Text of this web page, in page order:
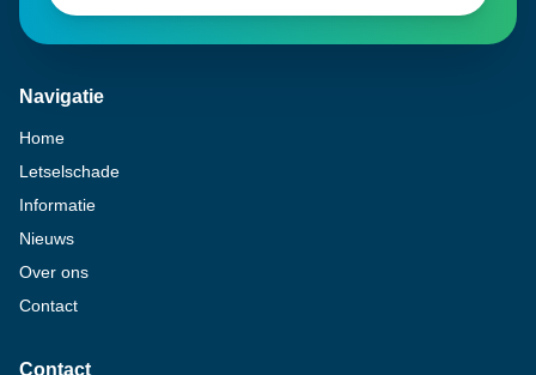
Navigatie
Home
Letselschade
Informatie
Nieuws
Over ons
Contact
Contact